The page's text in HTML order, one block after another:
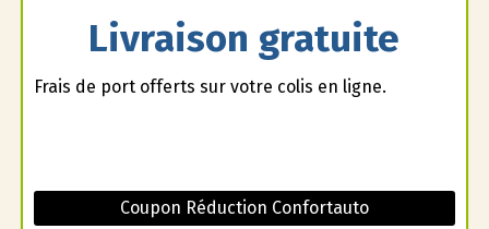
Livraison gratuite
Frais de port offerts sur votre colis en ligne.
Coupon Réduction Confortauto